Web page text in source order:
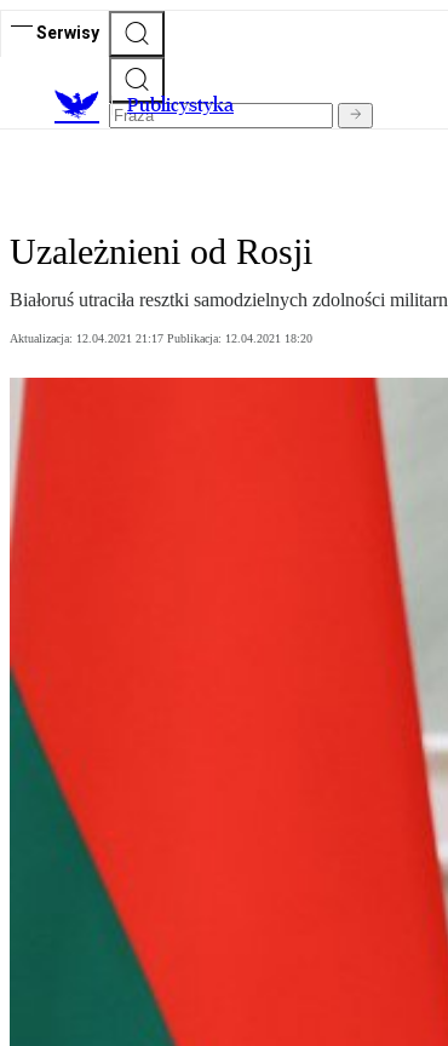
Serwisy
Publicystyka
Uzależnieni od Rosji
Białoruś utraciła resztki samodzielnych zdolności
Aktualizacja: 12.04.2021 21:17 Publikacja: 12.04.2021 18:20